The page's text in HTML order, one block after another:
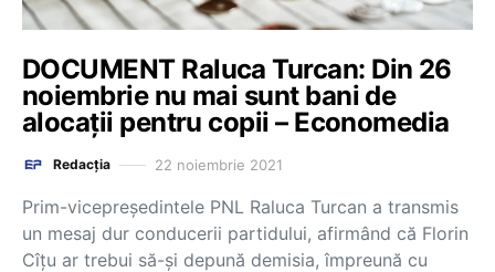
DOCUMENT Raluca Turcan: Din 26
noiembrie nu mai sunt bani de
alocații pentru copii – Economedia
Redacția 22 noiembrie 2021
Prim-vicepreședintele PNL Raluca Turcan a transmis
un mesaj dur conducerii partidului, afirmând că Florin
Cîțu ar trebui să-și depună demisia, împreună cu